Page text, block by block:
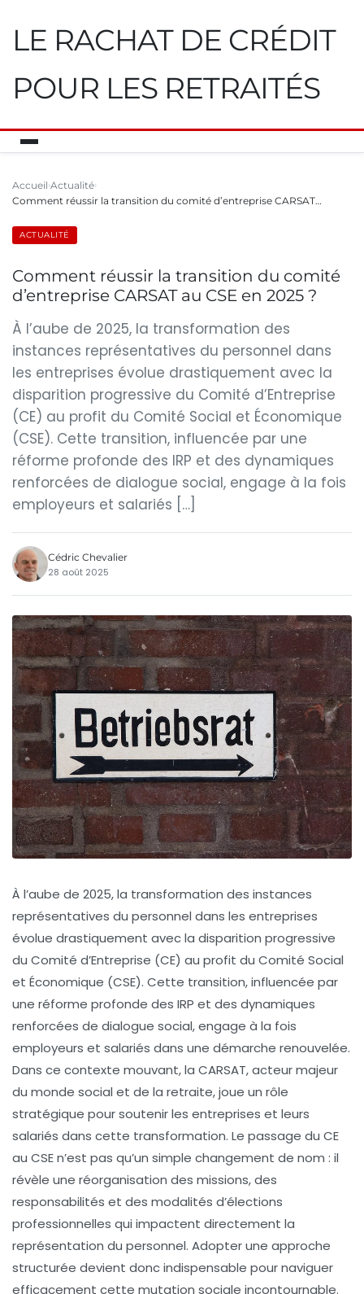
LE RACHAT DE CRÉDIT
POUR LES RETRAITÉS
Accueil Actualité
Comment réussir la transition du comité d’entreprise CARSAT…
ACTUALITÉ
Comment réussir la transition du comité
d’entreprise CARSAT au CSE en 2025 ?
À l’aube de 2025, la transformation des
instances représentatives du personnel dans
les entreprises évolue drastiquement avec la
disparition progressive du Comité d’Entreprise
(CE) au profit du Comité Social et Économique
(CSE). Cette transition, influencée par une
réforme profonde des IRP et des dynamiques
renforcées de dialogue social, engage à la fois
employeurs et salariés […]
Cédric Chevalier
28 août 2025
À l’aube de 2025, la transformation des instances
représentatives du personnel dans les entreprises
évolue drastiquement avec la disparition progressive
du Comité d’Entreprise (CE) au profit du Comité Social
et Économique (CSE). Cette transition, influencée par
une réforme profonde des IRP et des dynamiques
renforcées de dialogue social, engage à la fois
employeurs et salariés dans une démarche renouvelée.
Dans ce contexte mouvant, la CARSAT, acteur majeur
du monde social et de la retraite, joue un rôle
stratégique pour soutenir les entreprises et leurs
salariés dans cette transformation. Le passage du CE
au CSE n’est pas qu’un simple changement de nom : il
révèle une réorganisation des missions, des
responsabilités et des modalités d’élections
professionnelles qui impactent directement la
représentation du personnel. Adopter une approche
structurée devient donc indispensable pour naviguer
efficacement cette mutation sociale incontournable.